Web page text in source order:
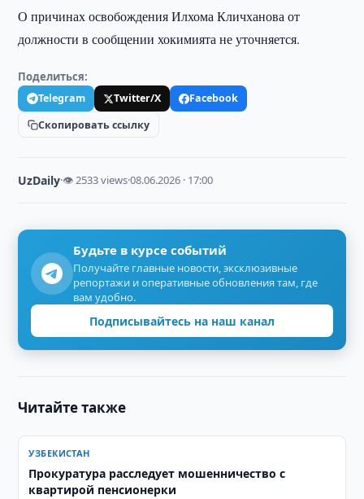
О причинах освобождения Илхома Кличханова от
должности в сообщении хокимията не уточняется.
Поделиться:
Telegram Twitter/X
Facebook
Скопировать ссылку
UzDaily·👁 2533 views·08.06.2026 · 17:00
Будьте в курсе событий
Получайте главные новости, эксклюзивные
репортажи и оперативные обновления там, где
вам удобно.
Подписывайтесь на наш канал
Читайте также
УЗБЕКИСТАН
Прокуратура расследует мошенничество с
квартирой пенсионерки